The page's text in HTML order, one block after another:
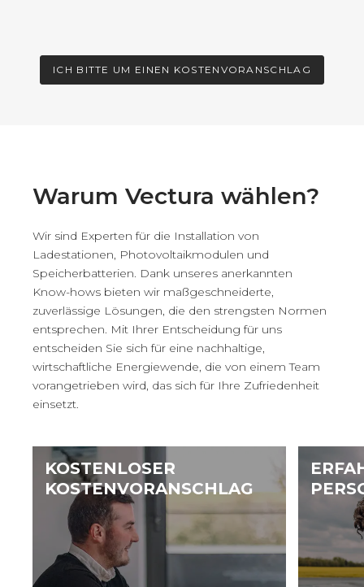
ICH BITTE UM EINEN KOSTENVORANSCHLAG
Warum Vectura wählen?
Wir sind Experten für die Installation von
Ladestationen, Photovoltaikmodulen und
Speicherbatterien. Dank unseres anerkannten
Know-hows bieten wir maßgeschneiderte,
zuverlässige Lösungen, die den strengsten Normen
entsprechen. Mit Ihrer Entscheidung für uns
entscheiden Sie sich für eine nachhaltige,
wirtschaftliche Energiewende, die von einem Team
vorangetrieben wird, das sich für Ihre Zufriedenheit
einsetzt.
KOSTENLOSER
KOSTENVORANSCHLAG